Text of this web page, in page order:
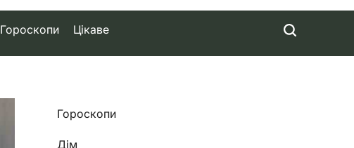
Гороскопи Цікаве
Гороскопи
Дім